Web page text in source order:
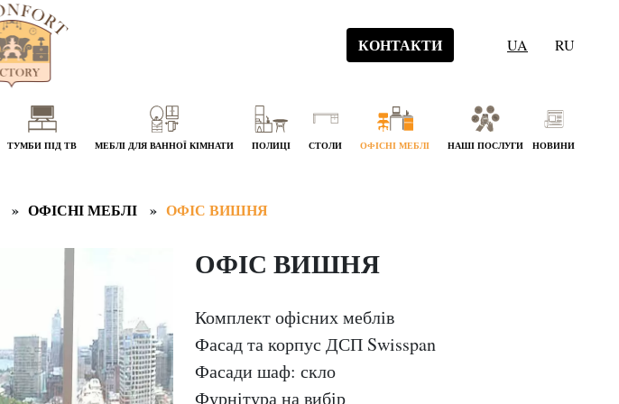
КОНТАКТИ UA RU
ТУМБИ ПІД ТВ МЕБЛІ ДЛЯ ВАННОЇ КІМНАТИ ПОЛИЦІ СТОЛИ ОФІСНІ МЕБЛІ НАШІ ПОСЛУГИ НОВИНИ
ОФІСНІ МЕБЛІ ОФІС ВИШНЯ
ОФІС ВИШНЯ
Комплект офісних меблів
Фасад та корпус ДСП Swisspan
Фасади шаф: скло
Фурнітура на вибір